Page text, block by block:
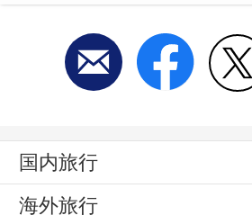
国内旅行
海外旅行